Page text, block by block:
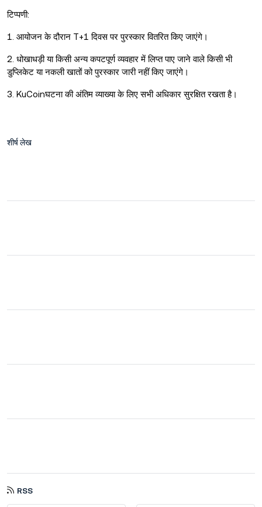
टिप्पणी:
1. आयोजन के दौरान T+1 दिवस पर पुरस्कार वितरित किए जाएंगे।
2. धोखाधड़ी या किसी अन्य कपटपूर्ण व्यवहार में लिप्त पाए जाने वाले किसी भी
डुप्लिकेट या नकली खातों को पुरस्कार जारी नहीं किए जाएंगे।
3. KuCoinघटना की अंतिम व्याख्या के लिए सभी अधिकार सुरक्षित रखता है।
शीर्ष लेख
RSS